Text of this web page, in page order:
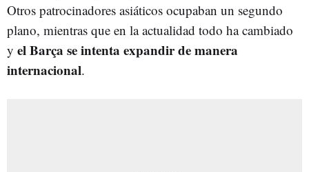
Otros patrocinadores asiáticos ocupaban un segundo
plano, mientras que en la actualidad todo ha cambiado
y el Barça se intenta expandir de manera
internacional.